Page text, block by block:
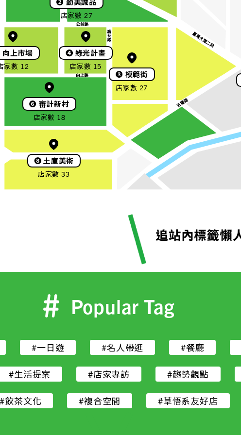
店家數 27
❸ 模範街
店家數 27
❹ 綠光計畫
店家數 15
向上市場
家數 12
❻ 審計新村
店家數 18
❽ 土庫美術
店家數 33
Popular Tag
#一日遊 #名人帶逛 #餐廳
#生活提案 #店家專訪 #趨勢觀點
#飲茶文化 #複合空間 #草悟系友好店